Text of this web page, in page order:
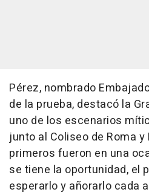
Pérez, nombrado
de la prueba, destacó la
uno de los escenarios
junto al Coliseo de Roma
primeros fueron en una
se tiene la oportunidad, el
esperarlo y añorarlo cada